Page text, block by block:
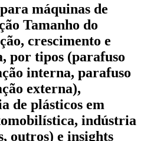
máquinas de
Tamanho do
crescimento e
por tipos (parafuso
interna, parafuso
externa),
de plásticos em
indústria
outros) e insights